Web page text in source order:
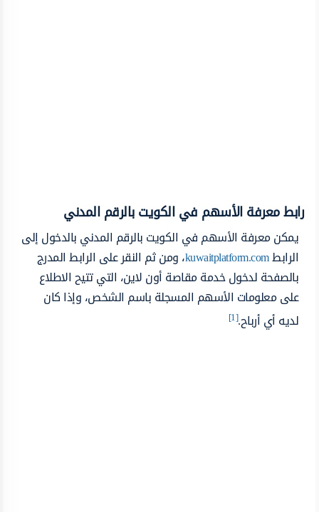
رابط معرفة الأسهم في الكويت بالرقم المدني
يمكن معرفة الأسهم في الكويت بالرقم المدني بالدخول إلى
الرابطkuwaitplatform.com، ومن ثم النقر على الرابط المدرج
بالصفحة لدخول خدمة مقاصة أون لاين، التي تتيح الاطلاع
على معلومات الأسهم المسجلة باسم الشخص، وإذا كان
لديه أي أرباح.[1]